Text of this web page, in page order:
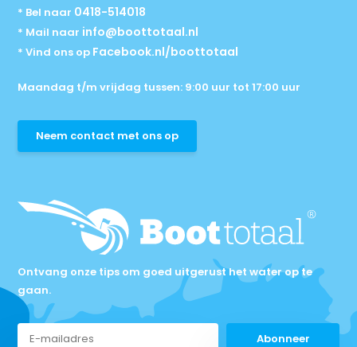
* Bel naar 0418-514018
* Mail naar info@boottotaal.nl
* Vind ons op Facebook.nl/boottotaal
Maandag t/m vrijdag tussen: 9:00 uur tot 17:00 uur
Neem contact met ons op
Ontvang onze tips om goed uitgerust het water op te
gaan.
Abonneer